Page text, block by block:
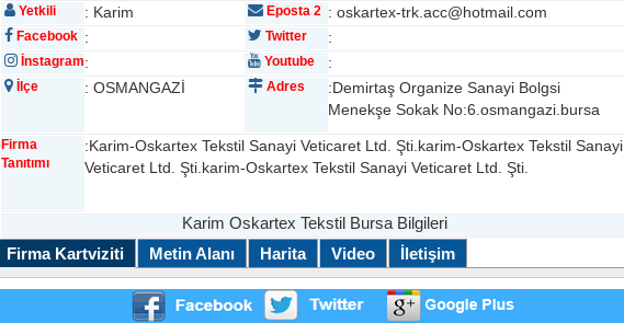
Yetkili : Karim Eposta 2 : oskartex-trk.acc@hotmail.com
Facebook : Twitter :
İnstagram: Youtube :
İlçe : OSMANGAZİ Adres
:Demirtaş Organize Sanayi Bolgsi
Menekşe Sokak No:6.osmangazi.bursa
Firma
Tanıtımı
:Karim-Oskartex Tekstil Sanayi Veticaret Ltd. Şti.karim-Oskartex Tekstil Sanayi
Veticaret Ltd. Şti.karim-Oskartex Tekstil Sanayi Veticaret Ltd. Şti.
Karim Oskartex Tekstil Bursa Bilgileri
Firma Kartviziti
Metin Alanı Harita Video İletişim